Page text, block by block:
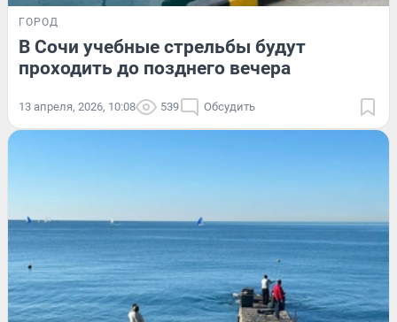
ГОРОД
В Сочи учебные стрельбы будут
проходить до позднего вечера
13 апреля, 2026, 10:08 539 Обсудить